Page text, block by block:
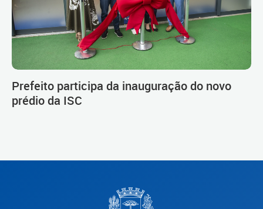
Prefeito participa da inauguração do novo
prédio da ISC